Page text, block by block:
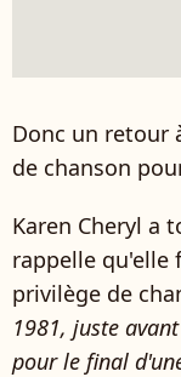
Donc un retour
de chanson
Karen Cheryl a
rappelle qu'elle
privilège de
1981, juste
pour le final